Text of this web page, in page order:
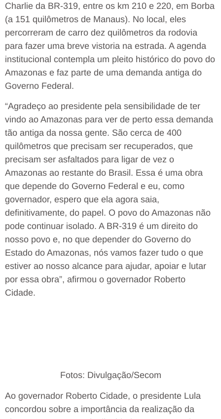
Charlie da BR-319, entre os km 210 e 220, em Borba
(a 151 quilômetros de Manaus). No local, eles
percorreram de carro dez quilômetros da rodovia
para fazer uma breve vistoria na estrada. A agenda
institucional contempla um pleito histórico do povo do
Amazonas e faz parte de uma demanda antiga do
Governo Federal.
“Agradeço ao presidente pela sensibilidade de ter
vindo ao Amazonas para ver de perto essa demanda
tão antiga da nossa gente. São cerca de 400
quilômetros que precisam ser recuperados, que
precisam ser asfaltados para ligar de vez o
Amazonas ao restante do Brasil. Essa é uma obra
que depende do Governo Federal e eu, como
governador, espero que ela agora saia,
definitivamente, do papel. O povo do Amazonas não
pode continuar isolado. A BR-319 é um direito do
nosso povo e, no que depender do Governo do
Estado do Amazonas, nós vamos fazer tudo o que
estiver ao nosso alcance para ajudar, apoiar e lutar
por essa obra”, afirmou o governador Roberto
Cidade.
Fotos: Divulgação/Secom
Ao governador Roberto Cidade, o presidente Lula
concordou sobre a importância da realização da